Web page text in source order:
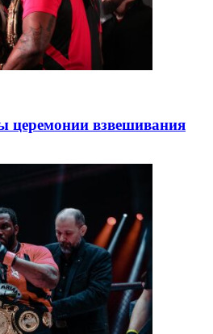
церемонии взвешивания